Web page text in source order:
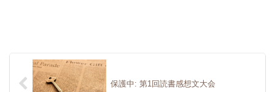
保護中: 第1回読書感想文大会